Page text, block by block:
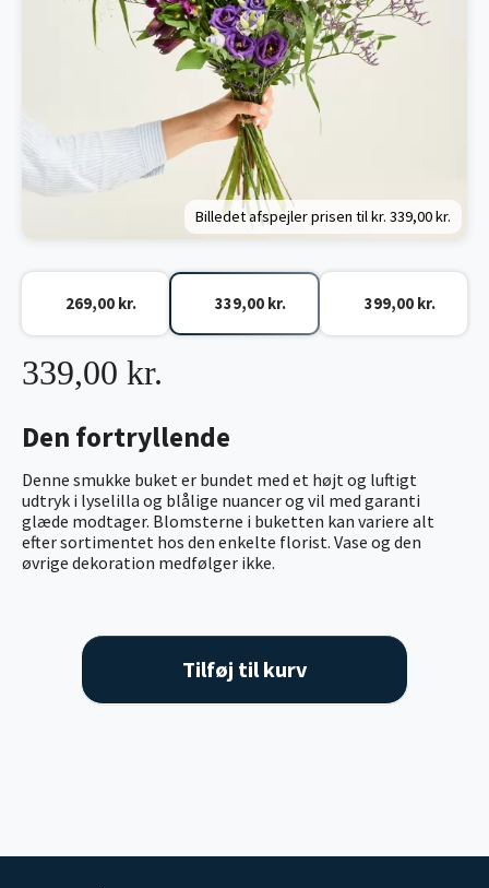
Billedet afspejler prisen til kr. 339,00 kr.
Den fortryllende
Denne smukke buket er bundet med et højt og luftigt
udtryk i lyselilla og blålige nuancer og vil med garanti
glæde modtager. Blomsterne i buketten kan variere alt
efter sortimentet hos den enkelte florist. Vase og den
øvrige dekoration medfølger ikke.
339,00 kr.
269,00 kr. 339,00 kr. 399,00 kr.
Tilføj til kurv